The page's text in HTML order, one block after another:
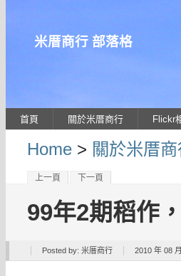
米厝商行 部落格
首頁 關於米厝商行 Flickr
Home > 關於米厝
上一頁 下一頁
99年2期稻作
Posted by: 米厝商行 2010 年 08